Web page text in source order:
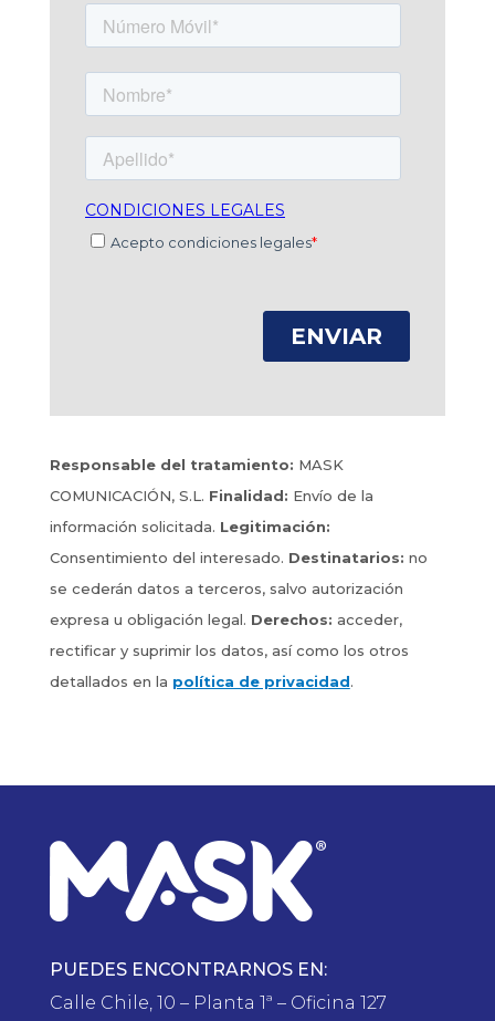
Responsable del tratamiento: MASK
COMUNICACIÓN, S.L. Finalidad: Envío de la
información solicitada. Legitimación:
Consentimiento del interesado. Destinatarios: no
se cederán datos a terceros, salvo autorización
expresa u obligación legal. Derechos: acceder,
rectificar y suprimir los datos, así como los otros
detallados en la política de privacidad.
PUEDES ENCONTRARNOS EN:
Calle Chile, 10 – Planta 1ª – Oficina 127